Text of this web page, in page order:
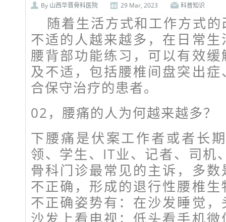
By 山西华晋骨科医院 29 Mar, 2023 科普知识
随着生活方式和工作方式
不适的人越来越多，在日常
腰背部功能练习，可以有效
及不适，包括腰椎间盘突出
合保守治疗的患者。
02，腰痛的人为何越来越多？
下腰痛是伏案工作者或者长
领、学生、IT业、记者、司机
骨科门诊最常见的主诉，多
不正确，形成的退行性腰椎
不正确姿势有：在沙发睡觉
沙发上看电视；低头看手机